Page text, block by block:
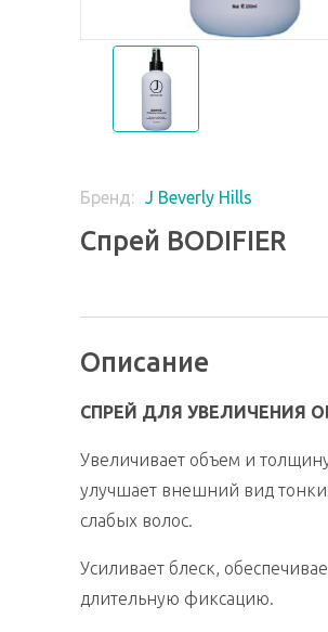
Бренд: J Beverly Hills
Спрей BODIFIER
Описание
СПРЕЙ ДЛЯ УВЕЛИЧЕНИЯ
Увеличивает объем и
улучшает внешний вид
слабых волос.
Усиливает блеск,
длительную фиксацию.